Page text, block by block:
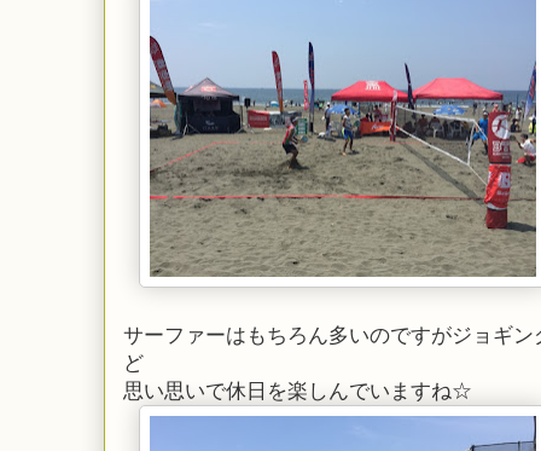
サーファーはもちろん多いのですがジョギ
ど
思い思いで休日を楽しんでいますね☆